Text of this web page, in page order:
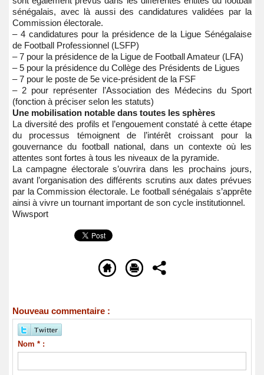
sénégalais, avec là aussi des candidatures validées par la
Commission électorale.
– 4 candidatures pour la présidence de la Ligue Sénégalaise
de Football Professionnel (LSFP)
– 7 pour la présidence de la Ligue de Football Amateur (LFA)
– 5 pour la présidence du Collège des Présidents de Ligues
– 7 pour le poste de 5e vice-président de la FSF
– 2 pour représenter l’Association des Médecins du Sport
(fonction à préciser selon les statuts)
Une mobilisation notable dans toutes les sphères
La diversité des profils et l’engouement constaté à cette étape
du processus témoignent de l’intérêt croissant pour la
gouvernance du football national, dans un contexte où les
attentes sont fortes à tous les niveaux de la pyramide.
La campagne électorale s’ouvrira dans les prochains jours,
avant l’organisation des différents scrutins aux dates prévues
par la Commission électorale. Le football sénégalais s’apprête
ainsi à vivre un tournant important de son cycle institutionnel.
Wiwsport
Nouveau commentaire :
Nom * :